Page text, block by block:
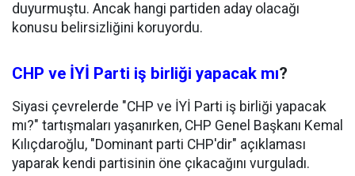
duyurmuştu. Ancak hangi partiden aday olacağı
konusu belirsizliğini koruyordu.
CHP ve İYİ Parti iş birliği yapacak mı?
Siyasi çevrelerde "CHP ve İYİ Parti iş birliği yapacak
mı?" tartışmaları yaşanırken, CHP Genel Başkanı Kemal
Kılıçdaroğlu, "Dominant parti CHP'dir" açıklaması
yaparak kendi partisinin öne çıkacağını vurguladı.